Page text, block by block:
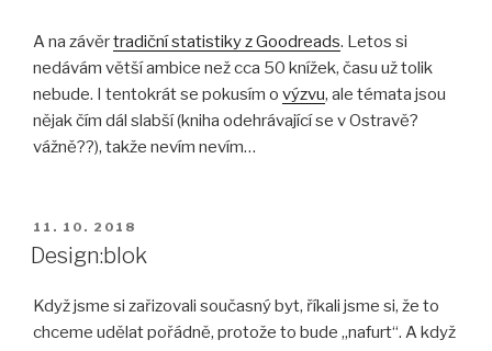
A na závěrtradiční statistiky z Goodreads. Letos si
nedávám větší ambice než cca 50 knížek, času už tolik
nebude. I tentokrát se pokusím o výzvu, ale témata jsou
nějak čím dál slabší (kniha odehrávající se v Ostravě?
vážně??), takže nevím nevím…
PUBLIKOVÁNO
11. 10. 2018
Design:blok
Když jsme si zařizovali současný byt, říkali jsme si, že to
chceme udělat pořádně, protože to bude „nafurt“. A když